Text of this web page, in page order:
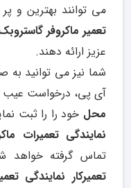
می توانند بهترین و
تعمیر ماکروفر
عزیز ارائه دهند.
شما نیز می توانید به
آی پی، درخواست عیب
محل خود را را ثبت
نمایندگی تعمیرات
تماس گرفته خواهد
تعمیرکار نمایندگی